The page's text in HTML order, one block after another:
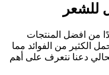
للشعر
من افضل المنتجات
الكثير من الفوائد مما
دعنا نتعرف على أهم